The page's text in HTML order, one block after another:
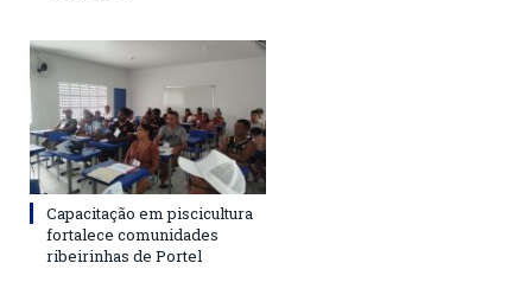
Capacitação em piscicultura
fortalece comunidades
ribeirinhas de Portel